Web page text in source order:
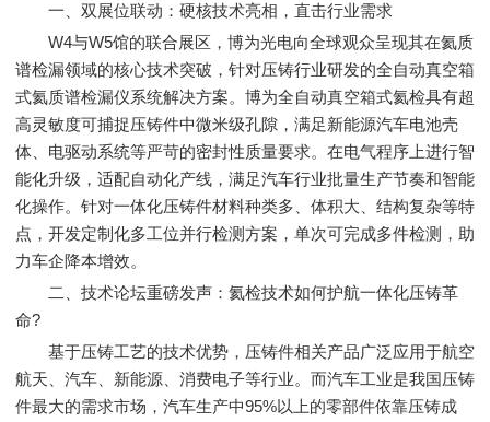
一、双展位联动：硬核技术亮相，直击行业需求
W4与W5馆的联合展区，博为光电向全球观众呈现其在氦质
谱检漏领域的核心技术突破，针对压铸行业研发的全自动真空箱
式氦质谱检漏仪系统解决方案。博为全自动真空箱式氦检具有超
高灵敏度可捕捉压铸件中微米级孔隙，满足新能源汽车电池壳
体、电驱动系统等严苛的密封性质量要求。在电气程序上进行智
能化升级，适配自动化产线，满足汽车行业批量生产节奏和智能
化操作。针对一体化压铸件材料种类多、体积大、结构复杂等特
点，开发定制化多工位并行检测方案，单次可完成多件检测，助
力车企降本增效。
二、技术论坛重磅发声：氦检技术如何护航一体化压铸革
命?
基于压铸工艺的技术优势，压铸件相关产品广泛应用于航空
航天、汽车、新能源、消费电子等行业。而汽车工业是我国压铸
件最大的需求市场，汽车生产中95%以上的零部件依靠压铸成